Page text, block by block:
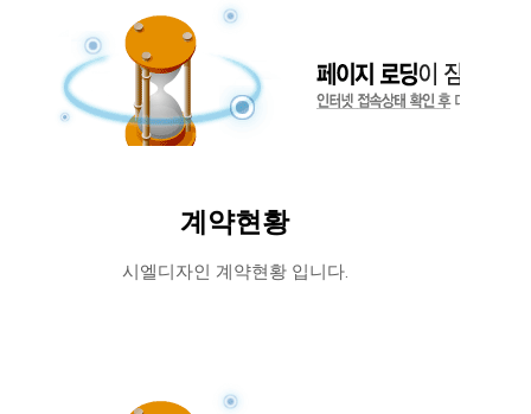
계약현황
시엘디자인 계약현황 입니다.